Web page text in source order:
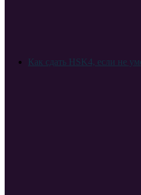
Как сдать HSK4, если не